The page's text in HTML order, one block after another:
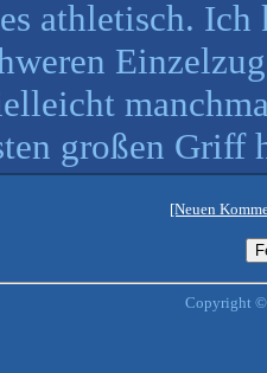
athletisch. Ich
großen Griff
[Neuen
Copyright ©